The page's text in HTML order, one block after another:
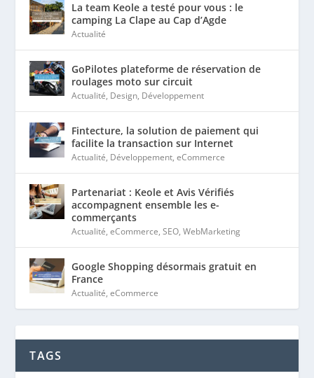
La team Keole a testé pour vous : le
camping La Clape au Cap d’Agde
Actualité
GoPilotes plateforme de réservation de
roulages moto sur circuit
Actualité, Design, Développement
Fintecture, la solution de paiement qui
facilite la transaction sur Internet
Actualité, Développement,eCommerce
Partenariat : Keole et Avis Vérifiés
accompagnent ensemble les e-
commerçants
Actualité,eCommerce,SEO,WebMarketing
Google Shopping désormais gratuit en
France
Actualité,eCommerce
TAGS